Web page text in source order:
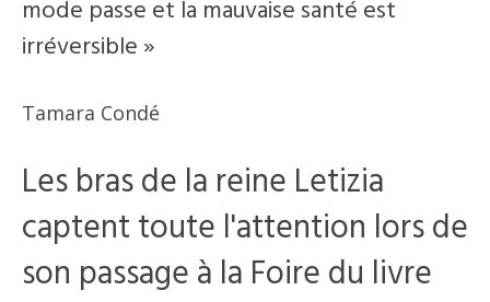
mode passe et la mauvaise santé est
irréversible »
Tamara Condé
Les bras de la reine Letizia
captent toute l'attention lors de
son passage à la Foire du livre